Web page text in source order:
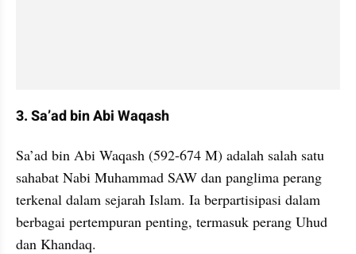
3. Sa’ad bin Abi Waqash
Sa’ad bin Abi Waqash (592-674 M) adalah salah satu
sahabat Nabi Muhammad SAW dan panglima perang
terkenal dalam sejarah Islam. Ia berpartisipasi dalam
berbagai pertempuran penting, termasuk perang Uhud
dan Khandaq.